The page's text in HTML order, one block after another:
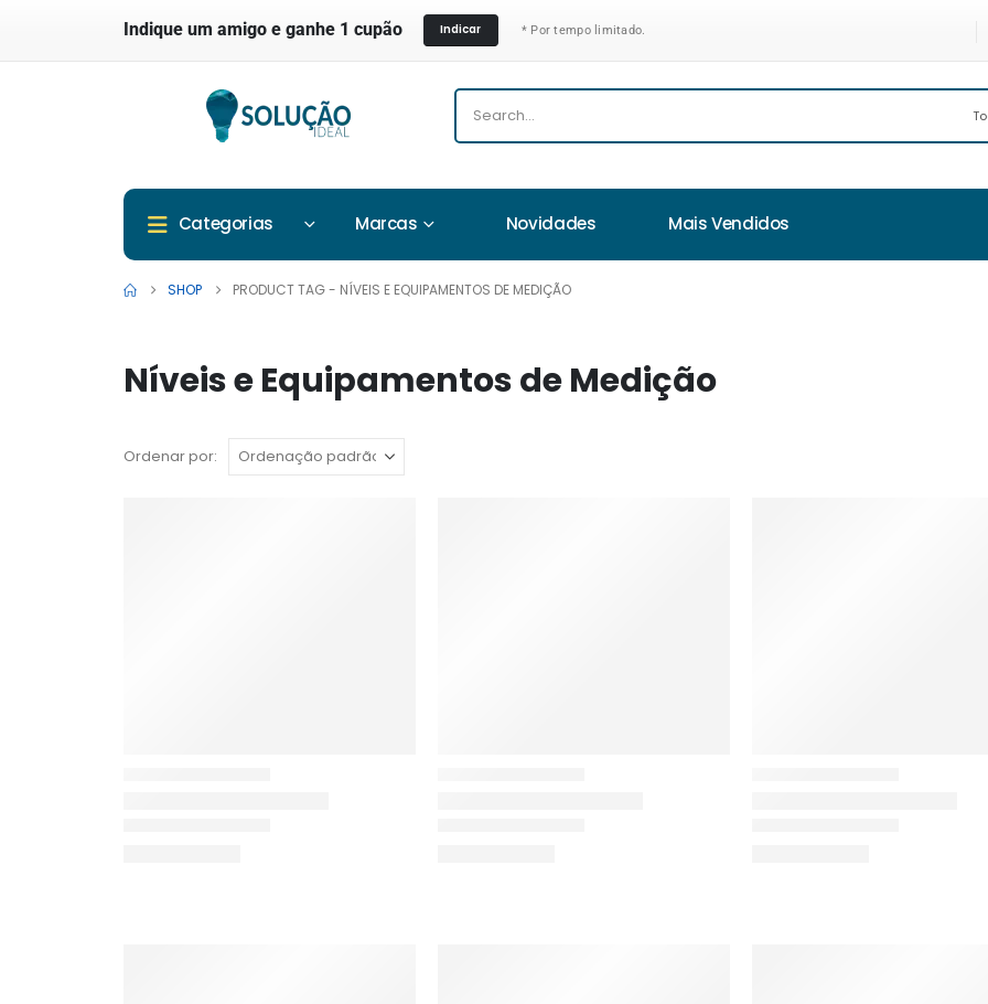
Indique um amigo e ganhe 1 cupão Indicar * Por tempo limitado.
Categorias Marcas Novidades Mais Vendidos
SHOP PRODUCT TAG - NÍVEIS E EQUIPAMENTOS DE MEDIÇÃO
Níveis e Equipamentos de Medição
Ordenar por: